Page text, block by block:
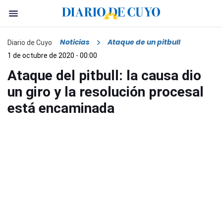
Diario de Cuyo Noticias Ataque de un pitbull
1 de octubre de 2020 - 00:00
Ataque del pitbull: la causa dio
un giro y la resolución procesal
está encaminada